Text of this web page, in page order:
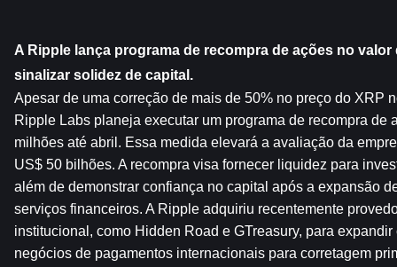
A Ripple lança programa de recompra de ações no valor
sinalizar solidez de capital.
Apesar de uma correção de mais de 50% no preço do XRP
Ripple Labs planeja executar um programa de recompra de
milhões até abril. Essa medida elevará a avaliação da
US$ 50 bilhões. A recompra visa fornecer liquidez para
além de demonstrar confiança no capital após a expansão
serviços financeiros. A Ripple adquiriu recentemente
institucional, como Hidden Road e GTreasury, para
negócios de pagamentos internacionais para corretagem